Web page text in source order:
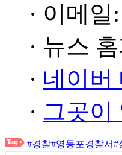
· 이메일:
· 뉴스
· 네이
· 그곳
#경찰#영등포경찰서#